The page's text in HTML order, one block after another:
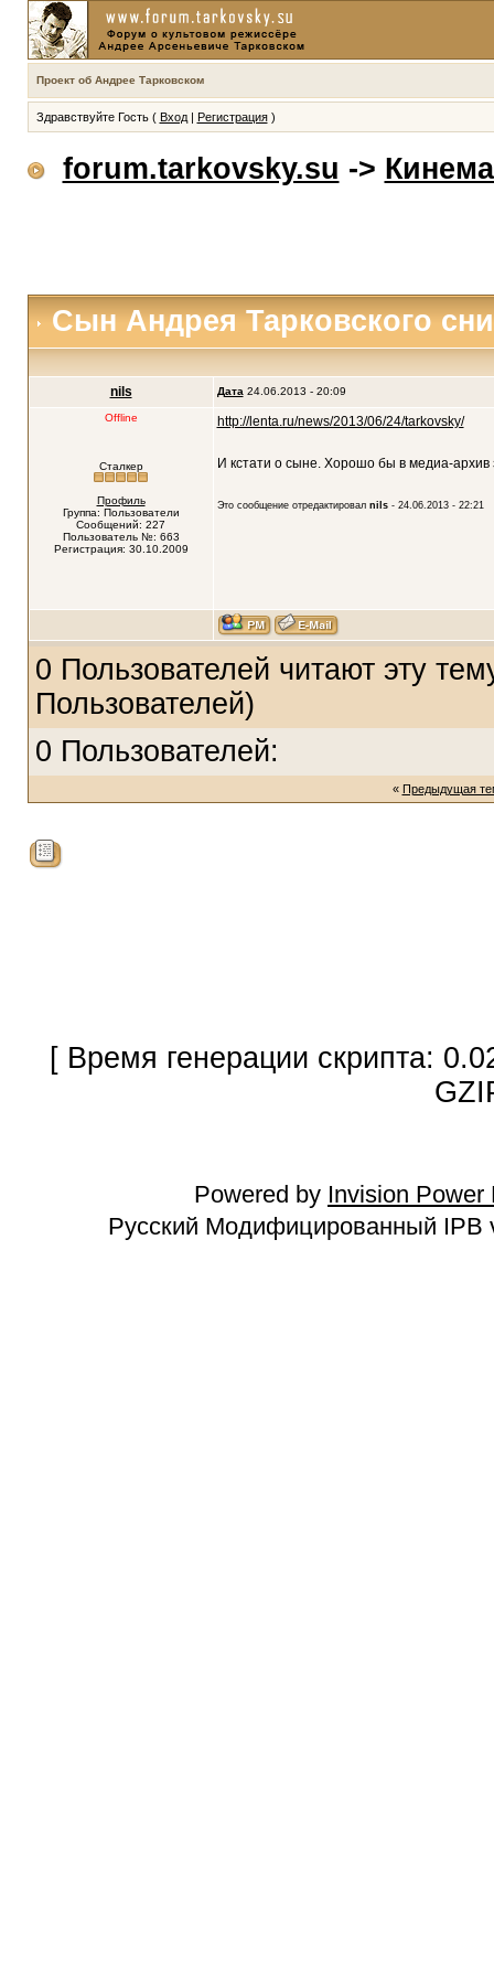
Проект об Андрее Тарковском
Здравствуйте Гость ( Вход| Регистрация)
forum.tarkovsky.su ->
Сын Андрея Тарковского
nils Дата 24.06.2013 - 20:09
Offline
Сталкер
Профиль
Группа: Пользователи
Сообщений: 227
Пользователь №: 663
Регистрация: 30.10.2009
http://lenta.ru/news/2013/06/24/tarkovsky/
И кстати о сыне. Хорошо бы в медиа-архив
Это сообщение отредактировал nils- 24.06.2013 - 22:21
0 Пользователей читают эту
Пользователей)
0 Пользователей:
« Предыдущая
[ Время генерации скрипта:
Powered by Invision Power
Русский Модифицированный IPB